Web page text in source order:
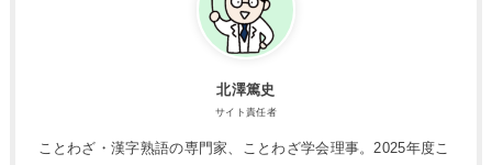
北澤篤史
サイト責任者
ことわざ・漢字熟語の専門家、ことわざ学会理事。2025年度こ